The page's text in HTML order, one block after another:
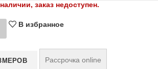
заказ недоступен.
В избранное
Рассрочка online